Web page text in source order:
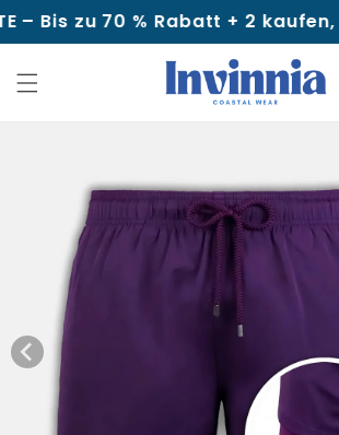
zum
Inhalt
70 % Rabatt + 2 kaufen, 1